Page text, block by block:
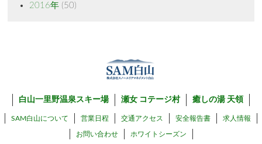
2016年(50)
白山一里野温泉スキー場 瀬女 コテージ村 癒しの湯 天領
SAM白山について 営業日程 交通アクセス 安全報告書 求人情報
お問い合わせ ホワイトシーズン